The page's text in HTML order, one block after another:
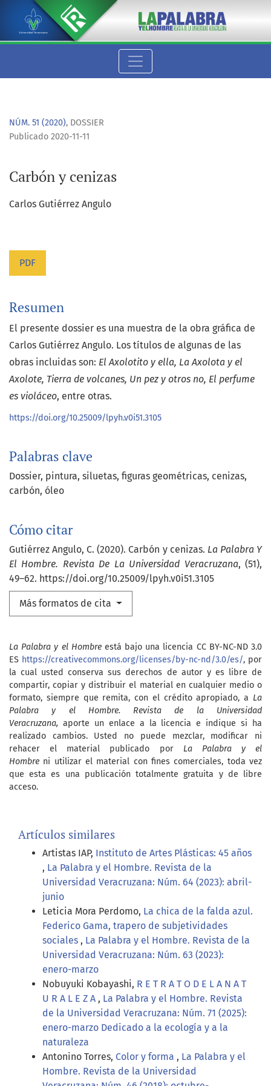
Carbón y cenizas
NÚM. 51 (2020), DOSSIER
Carbón y cenizas
Publicado 2020-11-11
Carlos Gutiérrez Angulo
PDF
Palabras clave
Dossier pintura siluetas figuras geométricas cenizas
carbón óleo
Cómo citar
Gutiérrez Angulo, C. (2020). Carbón y cenizas. La Palabra Y
El Hombre. Revista De La Universidad Veracruzana, (51),
49–62. https://doi.org/10.25009/lpyh.v0i51.3105
Más formatos de cita
Resumen
El presente dossier es una muestra de la obra gráfica de
Carlos Gutiérrez Angulo. Los títulos de algunas de las
obras incluidas son: El Axolotito y ella, La Axolota y el
Axolote, Tierra de volcanes, Un pez y otros no, El perfume
es violáceo, entre otras.
https://doi.org/10.25009/lpyh.v0i51.3105
La Palabra y el Hombreestá bajo una licencia CC BY-NC-ND 3.0
ES https://creativecommons.org/licenses/by-nc-nd/3.0/es/, por
la cual usted conserva sus derechos de autor y es libre de
compartir, copiar y distribuir el material en cualquier medio o
formato, siempre que remita, con el crédito apropiado, a La
Palabra y el Hombre. Revista de la Universidad
Veracruzana, aporte un enlace a la licencia e indique si ha
realizado cambios. Usted no puede mezclar, modificar ni
rehacer el material publicado por La Palabra y el
Hombre ni utilizar el material con fines comerciales, toda vez
que esta es una publicación totalmente gratuita y de libre
acceso.
Artículos similares
Artistas IAP, Instituto de Artes Plásticas: 45 años
, La Palabra y el Hombre. Revista de la
Universidad Veracruzana: Núm. 64 (2023): abril-
junio
Leticia Mora Perdomo, La chica de la falda azul.
Federico Gama, trapero de subjetividades
sociales , La Palabra y el Hombre. Revista de la
Universidad Veracruzana: Núm. 63 (2023):
enero-marzo
Nobuyuki Kobayashi, R E T R A T O D E L A N A T
U R A L E Z A , La Palabra y el Hombre. Revista
de la Universidad Veracruzana: Núm. 71 (2025):
enero-marzo Dedicado a la ecología y a la
naturaleza
Antonino Torres, Color y forma , La Palabra y el
Hombre. Revista de la Universidad